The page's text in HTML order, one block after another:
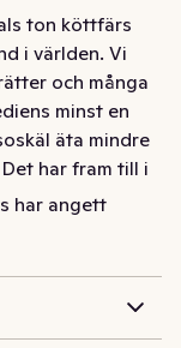
ton köttfärs
i världen. Vi
och många
minst en
äta mindre
har fram till i
att köpa i
är därför
har angett